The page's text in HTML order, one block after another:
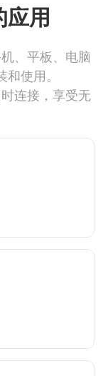
应用
、平板、电脑
使用。
连接，享受无